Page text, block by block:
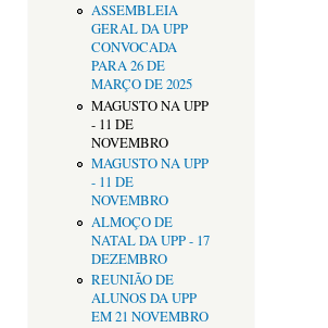
ASSEMBLEIA
GERAL DA UPP
CONVOCADA
PARA 26 DE
MARÇO DE 2025
MAGUSTO NA UPP
- 11 DE
NOVEMBRO
MAGUSTO NA UPP
- 11 DE
NOVEMBRO
ALMOÇO DE
NATAL DA UPP - 17
DEZEMBRO
REUNIÃO DE
ALUNOS DA UPP
EM 21 NOVEMBRO